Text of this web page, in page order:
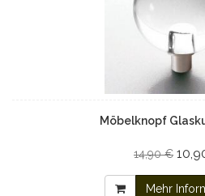
Möbelknopf
14,90 €
Mehr